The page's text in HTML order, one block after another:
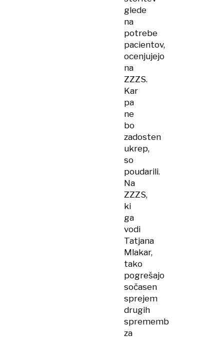
glede
na
potrebe
pacientov,
ocenjujejo
na
ZZZS.
Kar
pa
ne
bo
zadosten
ukrep,
so
poudarili.
Na
ZZZS,
ki
ga
vodi
Tatjana
Mlakar,
tako
pogrešajo
sočasen
sprejem
drugih
sprememb
za